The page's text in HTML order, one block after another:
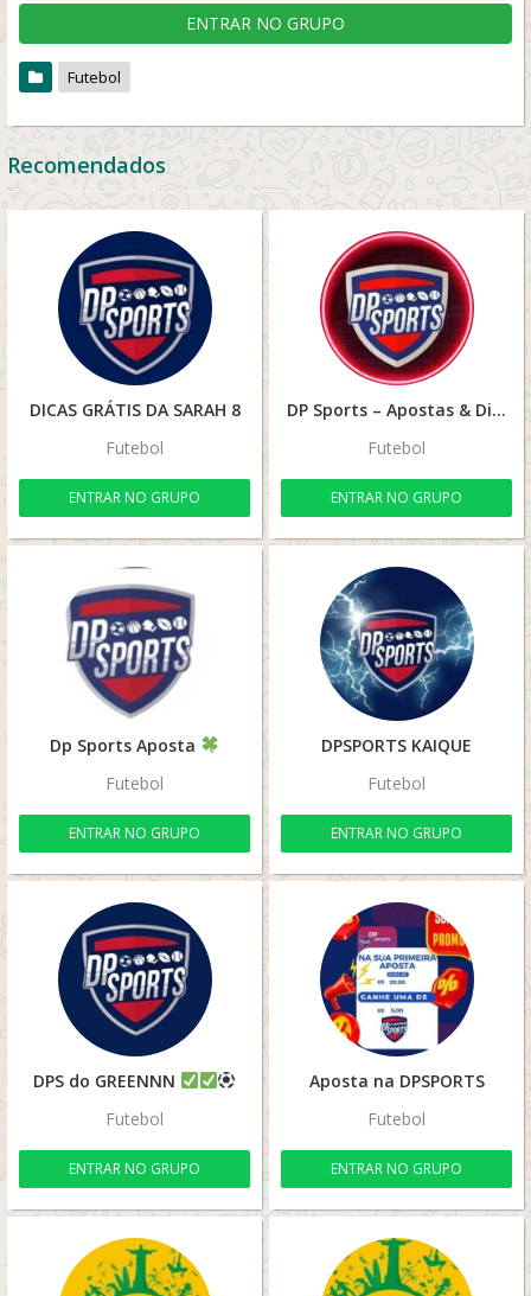
ENTRAR NO GRUPO
Futebol
Recomendados
DICAS GRÁTIS DA SARAH 8
Futebol
ENTRAR NO GRUPO
DP Sports – Apostas & Dicas
Futebol
ENTRAR NO GRUPO
Dp Sports Aposta
Futebol
ENTRAR NO GRUPO
DPSPORTS KAIQUE
Futebol
ENTRAR NO GRUPO
DPS do GREENNN
Futebol
ENTRAR NO GRUPO
Aposta na DPSPORTS
Futebol
ENTRAR NO GRUPO